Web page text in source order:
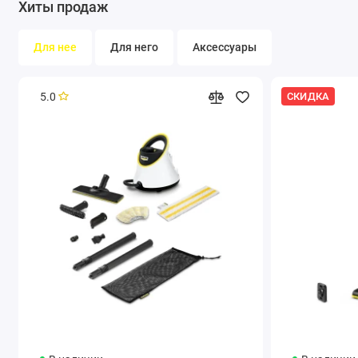
включая крошки и мелкий мусор. Четыре режима
уборки, а небольшая высота корпуса (всего 8 см) облегчает
Хиты продаж
Для нее Для него Аксессуары
5.0 СКИДКА